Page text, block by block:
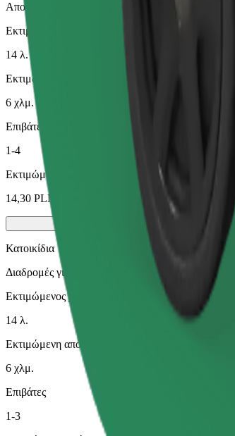
Αποδοτικές διαδρομές με υβριδικά και ηλεκτρικά
Εκτιμώμενος χρόνος μετακίνησης
14 λ.
Εκτιμώμενη απόσταση
6 χλμ.
Επιβάτες
1-4
Εκτιμώμενη τιμή
14,30 PLN
Κατοικίδια
Διαδρομές για εσάς και το κατοικίδιό σας. Οι
Εκτιμώμενος χρόνος μετακίνησης
14 λ.
Εκτιμώμενη απόσταση
6 χλμ.
Επιβάτες
1-3